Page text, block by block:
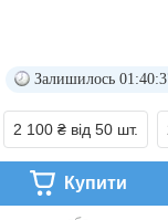
Залишилось
2 100 ₴ від 50 шт.
Купити